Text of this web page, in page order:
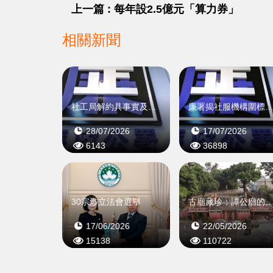
上一篇 : 每年設2.5億元「算力券」
相關新聞
社工局解約具事實及法律依據
28/07/2026
6143
廉署揭社服機構圍標
17/07/2026
36898
30宗涉立法會選舉
17/06/2026
15138
古廟藏珍：譚公廟的反貪「
22/05/2026
110722